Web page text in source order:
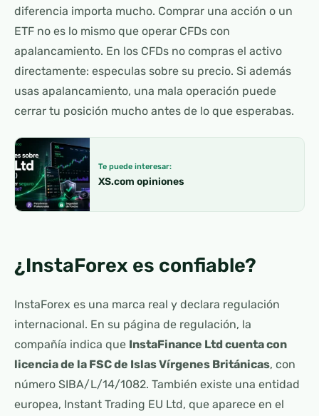
diferencia importa mucho. Comprar una acción o un
ETF no es lo mismo que operar CFDs con
apalancamiento. En los CFDs no compras el activo
directamente: especulas sobre su precio. Si además
usas apalancamiento, una mala operación puede
cerrar tu posición mucho antes de lo que esperabas.
Te puede interesar:
XS.com opiniones
¿InstaForex es confiable?
InstaForex es una marca real y declara regulación
internacional. En su página de regulación, la
compañía indica que InstaFinance Ltd cuenta con
licencia de la FSC de Islas Vírgenes Británicas, con
número SIBA/L/14/1082. También existe una entidad
europea, Instant Trading EU Ltd, que aparece en el